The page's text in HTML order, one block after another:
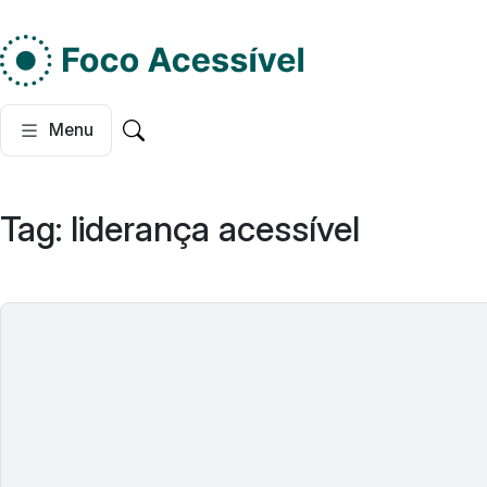
Do lado esquerdo,
Menu
Pesquisar no site
Tag: liderança acessível